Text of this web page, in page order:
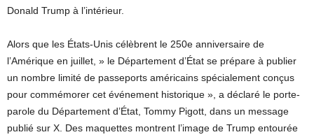
Donald Trump à l’intérieur.
Alors que les États-Unis célèbrent le 250e anniversaire de
l’Amérique en juillet, » le Département d’État se prépare à publier
un nombre limité de passeports américains spécialement conçus
pour commémorer cet événement historique », a déclaré le porte-
parole du Département d’État, Tommy Pigott, dans un message
publié sur X. Des maquettes montrent l’image de Trump entourée